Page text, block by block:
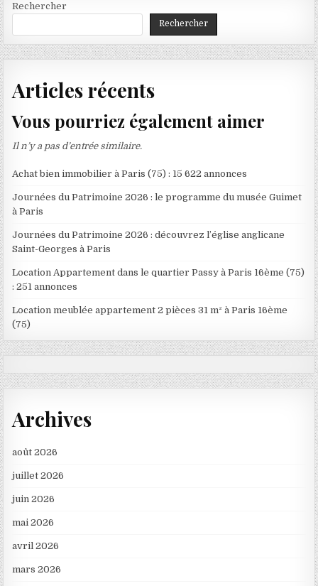
Rechercher
Rechercher
Articles récents
Vous pourriez également aimer
Il n’y a pas d’entrée similaire.
Achat bien immobilier à Paris (75) : 15 622 annonces
Journées du Patrimoine 2026 : le programme du musée Guimet
à Paris
Journées du Patrimoine 2026 : découvrez l’église anglicane
Saint-Georges à Paris
Location Appartement dans le quartier Passy à Paris 16ème (75)
: 251 annonces
Location meublée appartement 2 pièces 31 m² à Paris 16ème
(75)
Archives
août 2026
juillet 2026
juin 2026
mai 2026
avril 2026
mars 2026